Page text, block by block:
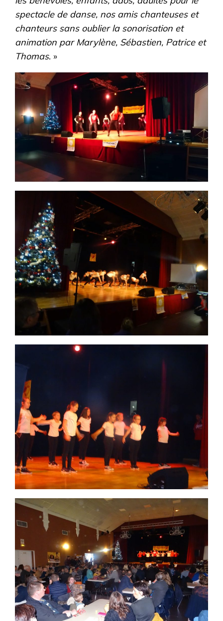
spectacle de danse, nos amis chanteuses et
chanteurs sans oublier la sonorisation et
animation par Marylène, Sébastien, Patrice et
Thomas. »